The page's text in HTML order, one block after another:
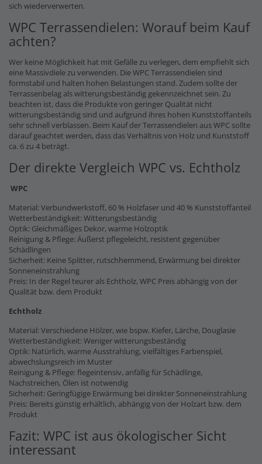
sich wiederverwerten.
WPC Terrassendielen: Worauf beim Kauf
achten?
Wer keine Möglichkeit hat mit Gefälle zu verlegen, dem empfiehlt sich
eine Massivdiele zu verwenden. Die WPC Terrassendielen sind
formstabil und halten hohen Belastungen stand. Zudem sollte der
Terrassenbelag als witterungsbeständig gekennzeichnet sein. Zu
beachten ist, dass die Produkte von geringer Qualität nicht
witterungsbeständig sind und aufgrund ihres hohen Kunststoffanteils
sehr schnell verblassen. Beim Kauf der Terrassendielen aus WPC sollte
darauf geachtet werden, dass das Verhältnis von Holz und Kunststoff
ca. 6 zu 4 beträgt.
Der direkte Vergleich WPC vs. Echtholz
WPC
Material: Verbundwerkstoff, 60 % Holzfaser und 40 % Kunststoffanteil
Wetterbeständigkeit: Witterungsbeständig
Optik: Gleichmäßiges Dekor, warme Holzoptik
Reinigung & Pflege: Äußerst pflegeleicht, resistent gegenüber
Schädlingen
Sicherheit: Keine Splitter, rutschhemmend, Erwärmung bei direkter
Sonneneinstrahlung
Preis: In der Regel teurer als Echtholz, WPC Preis abhängig von der
Qualität bzw. dem Produkt
Echtholz
Material: Verschiedene Hölzer, wie bspw. Kiefer, Lärche, Douglasie
Wetterbeständigkeit: Weniger witterungsbeständig
Optik: Natürlich, warme Ausstrahlung, vielfältiges Farbenspiel,
abwechslungsreich im Muster
Reinigung & Pflege: flegeintensiv, anfällig für Schädlinge,
Nachstreichen, Ölen ist notwendig
Sicherheit: Geringfügige Erwärmung bei direkter Sonneneinstrahlung
Preis: Bereits günstig erhältlich, abhängig von der Holzart bzw. dem
Produkt
Fazit: WPC ist aus ökologischer Sicht
interessant